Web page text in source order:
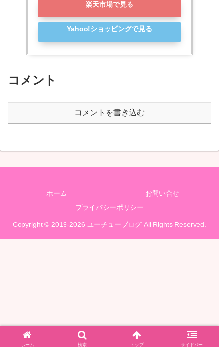
楽天市場で見る
Yahoo!ショッピングで見る
コメント
コメントを書き込む
ホーム
お問い合せ
プライバシーポリシー
Copyright © 2019-2026 ユーチューブログ All Rights Reserved.
ホーム 検索 トップ サイドバー